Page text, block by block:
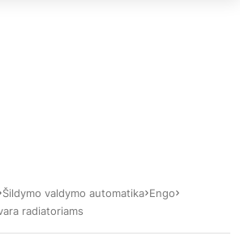
Šildymo valdymo automatika Engo
radiatoriams